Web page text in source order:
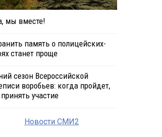
мы вместе!
память о полицейских-
станет проще
сезон Всероссийской
воробьев: когда пройдет,
участие
Новости СМИ2